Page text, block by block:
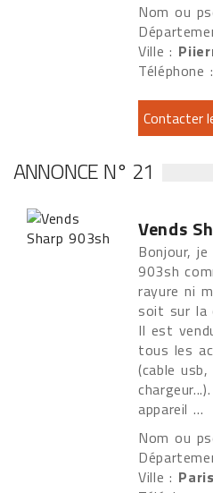
Nom ou
Ville :
Téléphone :
ANNONCE N° 21
Vends
Bonjour,
903sh
rayure ni
soit sur la
Il est
tous les
(cable
appareil ...
Nom ou
Ville : Paris